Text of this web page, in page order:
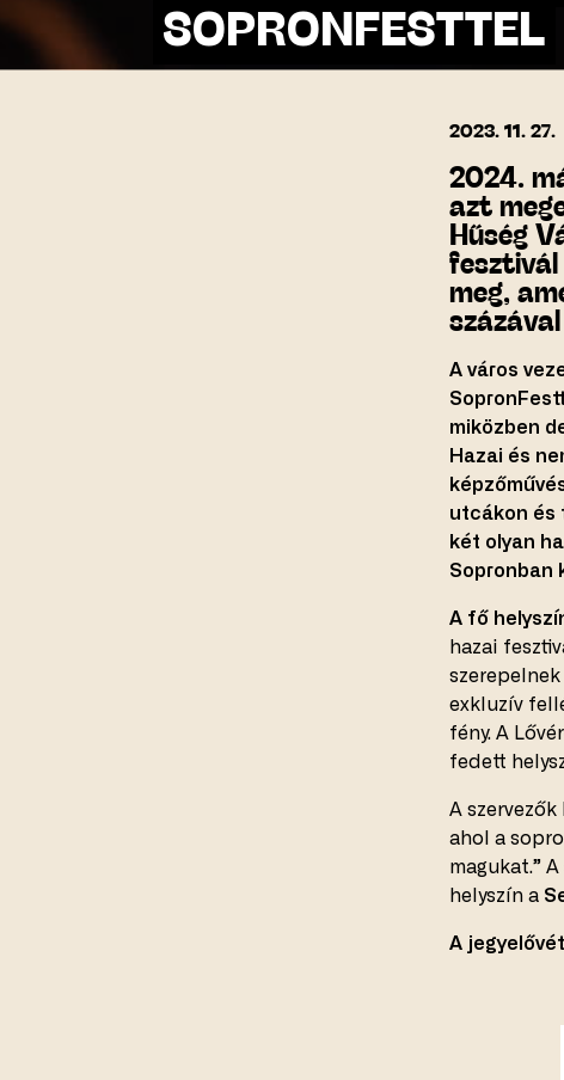
SOPRONFESTTEL
2023. 11. 27.
2024.
azt
Hűség
meg,
A város
miközben
Hazai és
utcákon és
két olyan
Sopronban
A fő
hazai
szerepelnek
exkluzív
fény. A
fedett
A
ahol a
magukat.”
helyszín a
A